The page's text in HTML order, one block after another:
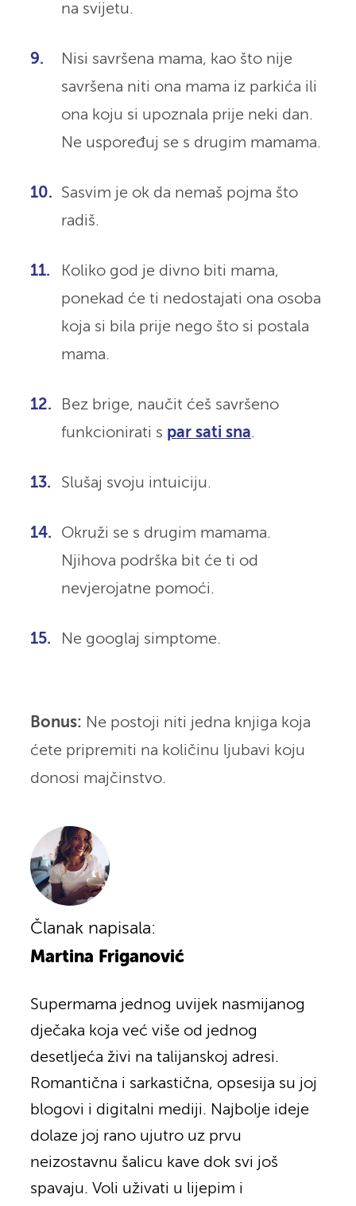
na svijetu.
Nisi savršena mama, kao što nije
savršena niti ona mama iz parkića ili
ona koju si upoznala prije neki dan.
Ne uspoređuj se s drugim mamama.
Sasvim je ok da nemaš pojma što
radiš.
Koliko god je divno biti mama,
ponekad će ti nedostajati ona osoba
koja si bila prije nego što si postala
mama.
Bez brige, naučit ćeš savršeno
funkcionirati s par sati sna.
Slušaj svoju intuiciju.
Okruži se s drugim mamama.
Njihova podrška bit će ti od
nevjerojatne pomoći.
Ne googlaj simptome.
Bonus: Ne postoji niti jedna knjiga koja
ćete pripremiti na količinu ljubavi koju
donosi majčinstvo.
Članak napisala:
Martina Friganović
Supermama jednog uvijek nasmijanog
dječaka koja već više od jednog
desetljeća živi na talijanskoj adresi.
Romantična i sarkastična, opsesija su joj
blogovi i digitalni mediji. Najbolje ideje
dolaze joj rano ujutro uz prvu
neizostavnu šalicu kave dok svi još
spavaju. Voli uživati u lijepim i